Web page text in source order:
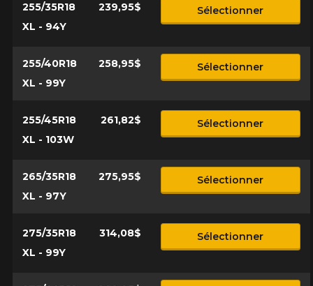
255/35R18
XL - 94Y
239,95$ Sélectionner
255/40R18
XL - 99Y
258,95$ Sélectionner
255/45R18
XL - 103W
261,82$ Sélectionner
265/35R18
XL - 97Y
275,95$ Sélectionner
275/35R18
XL - 99Y
314,08$ Sélectionner